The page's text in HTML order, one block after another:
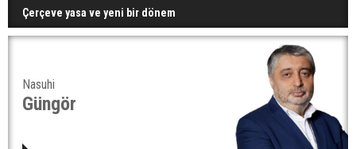
Çerçeve yasa ve yeni bir dönem
Nasuhi
Güngör